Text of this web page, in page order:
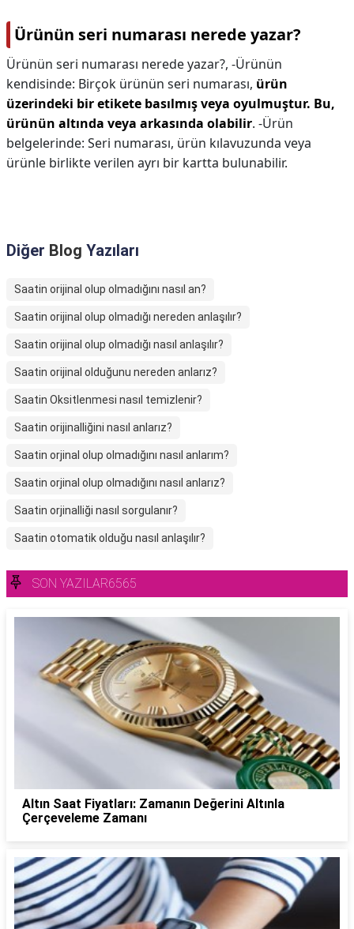
Ürünün seri numarası nerede yazar?
Ürünün seri numarası nerede yazar?, -Ürünün
kendisinde: Birçok ürünün seri numarası, ürün
üzerindeki bir etikete basılmış veya oyulmuştur. Bu,
ürünün altında veya arkasında olabilir. -Ürün
belgelerinde: Seri numarası, ürün kılavuzunda veya
ürünle birlikte verilen ayrı bir kartta bulunabilir.
Diğer Blog Yazıları
Saatin orijinal olup olmadığını nasıl an?
Saatin orijinal olup olmadığı nereden anlaşılır?
Saatin orijinal olup olmadığı nasıl anlaşılır?
Saatin orijinal olduğunu nereden anlarız?
Saatin Oksitlenmesi nasıl temizlenir?
Saatin orijinalliğini nasıl anlarız?
Saatin orjinal olup olmadığını nasıl anlarım?
Saatin orjinal olup olmadığını nasıl anlarız?
Saatin orjinalliği nasıl sorgulanır?
Saatin otomatik olduğu nasıl anlaşılır?
SON YAZILAR6565
Altın Saat Fiyatları: Zamanın Değerini Altınla
Çerçeveleme Zamanı